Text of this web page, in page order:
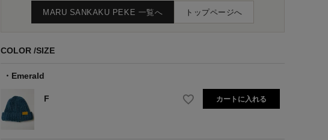
MARU SANKAKU PEKE 一覧へ トップページへ
COLOR SIZE
Emerald
F カートに入れる